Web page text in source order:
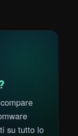
su tutto lo